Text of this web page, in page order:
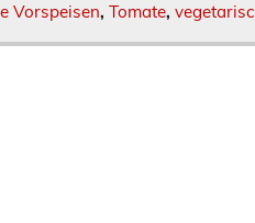
Vorspeisen,Tomate,